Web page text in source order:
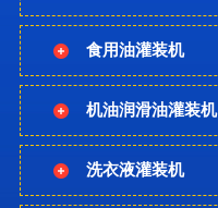
食用油灌装机
机油润滑油灌装机
洗衣液灌装机